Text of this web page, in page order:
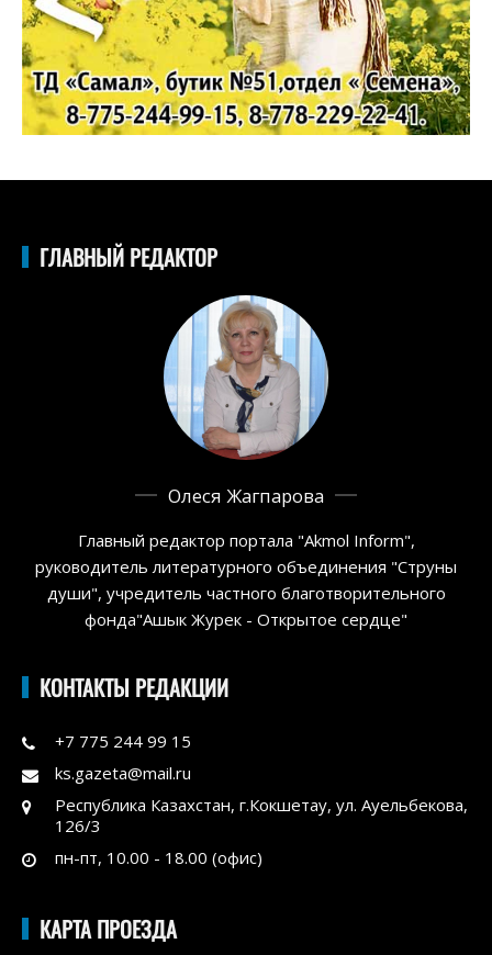
ГЛАВНЫЙ РЕДАКТОР
Олеся Жагпарова
Главный редактор портала "Akmol Inform",
руководитель литературного объединения "Струны
души", учредитель частного благотворительного
фонда"Ашык Журек - Открытое сердце"
КОНТАКТЫ РЕДАКЦИИ
+7 775 244 99 15
ks.gazeta@mail.ru
Республика Казахстан, г.Кокшетау, ул. Ауельбекова,
126/3
пн-пт, 10.00 - 18.00 (офис)
КАРТА ПРОЕЗДА